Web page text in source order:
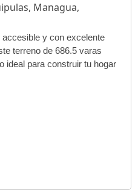
Managua,
accesible y con excelente
terreno de 686.5 varas
ideal para construir tu hogar